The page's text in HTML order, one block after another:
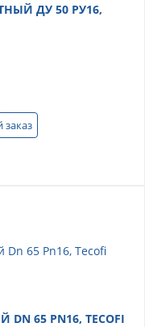
ДУ 50 РУ16,
заказ
65 PN16, TECOFI